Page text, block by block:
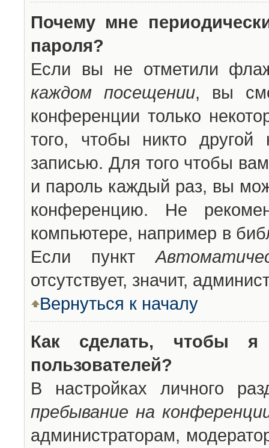
Почему мне
пароля?
Если вы не отметили
каждом посещении, вы
конференции только
того, чтобы никто другой
записью. Для того чтобы
и пароль каждый раз, вы
конференцию. Не
компьютере, например в
Если пункт
отсутствует, значит,
Вернуться к началу
Как сделать, чтобы
пользователей?
В настройках личного
пребывание на
администраторам,